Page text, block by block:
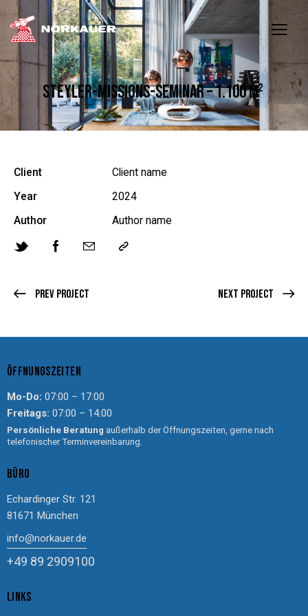
STEYLER-MISSIONS-SEMINAR – 1.100 M²
Client
Client name
Year
2024
Author
Author name
Prev Project Next Project
ÖFFNUNGSZEITEN
Mo-Do: 07:00 – 17:00
Freitags: 07:00 – 14:00
Persönliche Beratung außerhalb der Öffnungszeiten, gerne nach
telefonischer Terminvereinbarung.
BÜRO
Echardinger Str. 121
81671 München
info@norkauer.de
+49 89 2909100
LINKS